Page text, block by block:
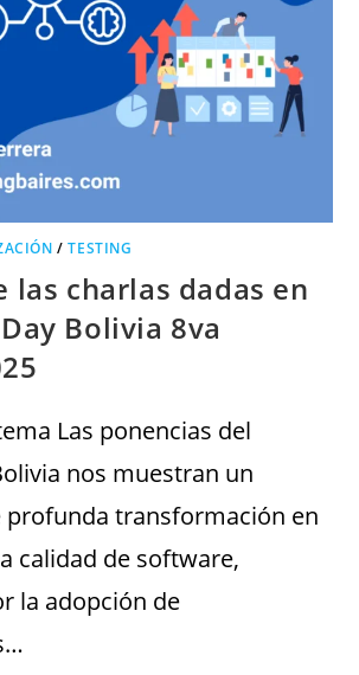
/TESTING
las charlas dadas en
Bolivia 8va
Las ponencias del
nos muestran un
profunda transformación en
calidad de software,
la adopción de